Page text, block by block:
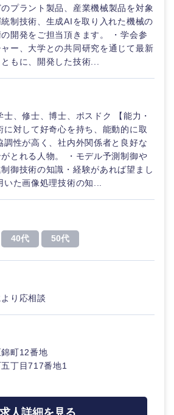
プラント製品、産業機械製品を対象
制技術、生成AIを取り入れた機械の
開発をご担当頂きます。 ・学会参
ー、大学との共同研究を通じて最新
もに、開発した技術...
士、修士、博士、ポスドク 【能力・
に対して好奇心を持ち、能動的に取
調性が高く、社内外関係者と良好な
とれる人物。 ・モデル予測制御や
御技術の知識・経験があれば望まし
た画像処理技術の知...
40代 50代
り応相談
町12番地
丁目717番地1
求人詳細を見る